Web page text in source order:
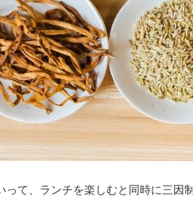
て、ランチを楽しむと同時に三因